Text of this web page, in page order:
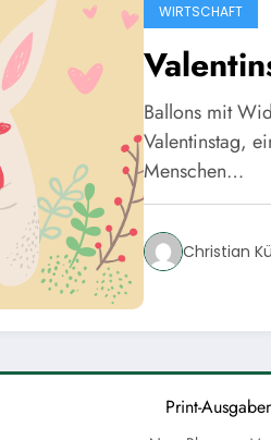
WIRTSCHAFT
Ballons mit
Valentinstag,
Menschen…
Christian
Print-